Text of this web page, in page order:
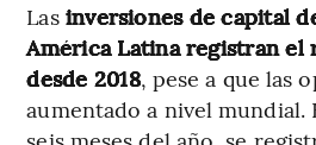
Las inversiones de capital
América Latina registran el
desde 2018, pese a que las
aumentado a nivel mundial.